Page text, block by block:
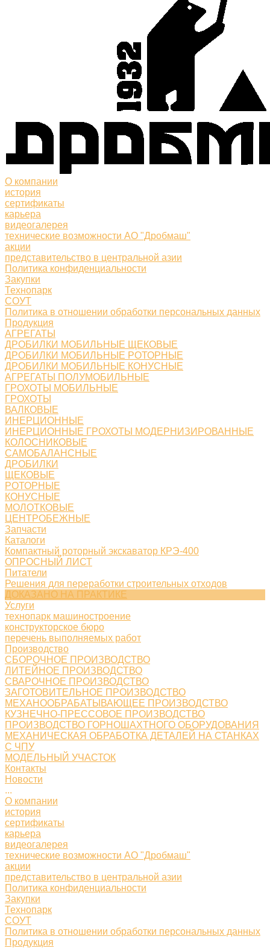
О компании
история
сертификаты
карьера
видеогалерея
технические возможности АО "Дробмаш"
акции
представительство в центральной азии
Политика конфиденциальности
Закупки
Технопарк
СОУТ
Политика в отношении обработки персональных данных
Продукция
АГРЕГАТЫ
ДРОБИЛКИ МОБИЛЬНЫЕ ЩЕКОВЫЕ
ДРОБИЛКИ МОБИЛЬНЫЕ РОТОРНЫЕ
ДРОБИЛКИ МОБИЛЬНЫЕ КОНУСНЫЕ
АГРЕГАТЫ ПОЛУМОБИЛЬНЫЕ
ГРОХОТЫ МОБИЛЬНЫЕ
ГРОХОТЫ
ВАЛКОВЫЕ
ИНЕРЦИОННЫЕ
ИНЕРЦИОННЫЕ ГРОХОТЫ МОДЕРНИЗИРОВАННЫЕ
КОЛОСНИКОВЫЕ
САМОБАЛАНСНЫЕ
ДРОБИЛКИ
ЩЕКОВЫЕ
РОТОРНЫЕ
КОНУСНЫЕ
МОЛОТКОВЫЕ
ЦЕНТРОБЕЖНЫЕ
Запчасти
Каталоги
Компактный роторный экскаватор КРЭ-400
ОПРОСНЫЙ ЛИСТ
Питатели
Решения для переработки строительных отходов
ДОКАЗАНО НА ПРАКТИКЕ
Услуги
технопарк машиностроение
конструкторское бюро
перечень выполняемых работ
Производство
СБОРОЧНОЕ ПРОИЗВОДСТВО
ЛИТЕЙНОЕ ПРОИЗВОДСТВО
СВАРОЧНОЕ ПРОИЗВОДСТВО
ЗАГОТОВИТЕЛЬНОЕ ПРОИЗВОДСТВО
МЕХАНООБРАБАТЫВАЮЩЕЕ ПРОИЗВОДСТВО
КУЗНЕЧНО-ПРЕССОВОЕ ПРОИЗВОДСТВО
ПРОИЗВОДСТВО ГОРНОШАХТНОГО ОБОРУДОВАНИЯ
МЕХАНИЧЕСКАЯ ОБРАБОТКА ДЕТАЛЕЙ НА СТАНКАХ
С ЧПУ
МОДЕЛЬНЫЙ УЧАСТОК
Контакты
Новости
...
О компании
история
сертификаты
карьера
видеогалерея
технические возможности АО "Дробмаш"
акции
представительство в центральной азии
Политика конфиденциальности
Закупки
Технопарк
СОУТ
Политика в отношении обработки персональных данных
Продукция